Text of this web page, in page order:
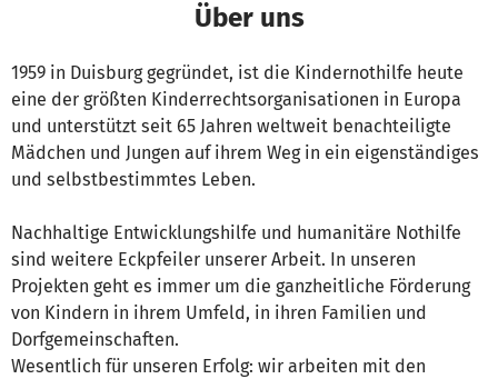
Über uns
1959 in Duisburg gegründet, ist die Kindernothilfe heute
eine der größten Kinderrechtsorganisationen in Europa
und unterstützt seit 65 Jahren weltweit benachteiligte
Mädchen und Jungen auf ihrem Weg in ein eigenständiges
und selbstbestimmtes Leben.
Nachhaltige Entwicklungshilfe und humanitäre Nothilfe
sind weitere Eckpfeiler unserer Arbeit. In unseren
Projekten geht es immer um die ganzheitliche Förderung
von Kindern in ihrem Umfeld, in ihren Familien und
Dorfgemeinschaften.
Wesentlich für unseren Erfolg: wir arbeiten mit den